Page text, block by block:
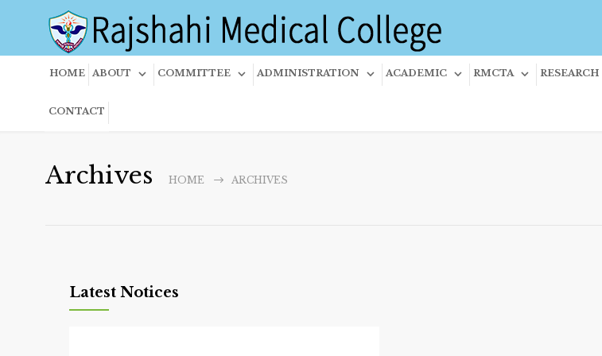
HOME ABOUT COMMITTEE ADMINISTRATION ACADEMIC RMCTA RESEARCH
CONTACT
Archives HOME ARCHIVES
Latest Notices